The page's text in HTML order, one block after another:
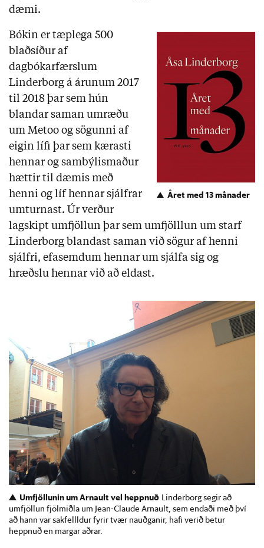
dæmi.
Året med 13 månader
Bókin er tæplega 500
blaðsíður af
dagbókarfærslum
Linderborg á árunum 2017
til 2018 þar sem hún
blandar saman umræðu
um Metoo og sögunni af
eigin lífi þar sem kærasti
hennar og sambýlismaður
hættir til dæmis með
henni og líf hennar sjálfrar
umturnast. Úr verður
lagskipt umfjöllun þar sem umfjölllun um starf
Linderborg blandast saman við sögur af henni
sjálfri, efasemdum hennar um sjálfa sig og
hræðslu hennar við að eldast.
Umfjöllunin um Arnault vel heppnuð Linderborg segir að
umfjöllun fjölmiðla um Jean-Claude Arnault, sem endaði með því
að hann var sakfellldur fyrir tvær nauðganir, hafi verið betur
heppnuð en margar aðrar.